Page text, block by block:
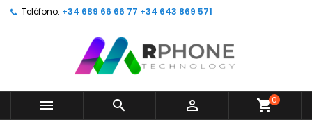
Teléfono: +34 689 66 66 77 +34 643 869 571
   shopping_cart0